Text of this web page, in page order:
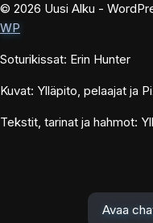
© 2026 Uusi Alku -
WP
Soturikissat: Erin Hunter
Kuvat: Ylläpito, pelaajat ja
Tekstit, tarinat ja hahmot:
Avaa